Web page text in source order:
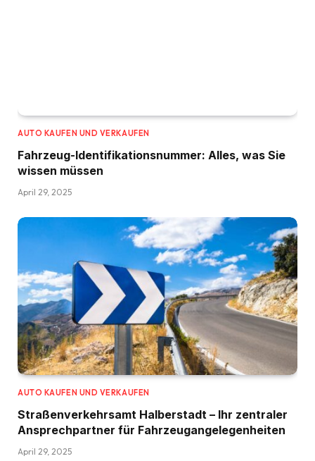
AUTO KAUFEN UND VERKAUFEN
Fahrzeug-Identifikationsnummer: Alles, was Sie
wissen müssen
April 29, 2025
AUTO KAUFEN UND VERKAUFEN
Straßenverkehrsamt Halberstadt – Ihr zentraler
Ansprechpartner für Fahrzeugangelegenheiten​
April 29, 2025